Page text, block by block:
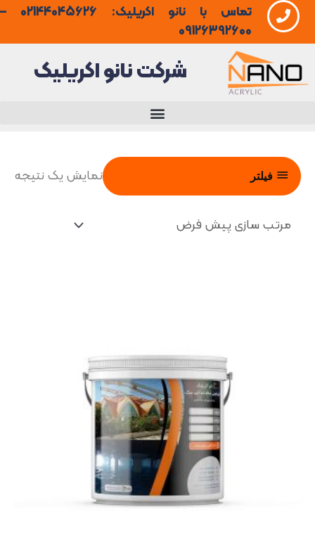
رفتن
به
محتوا
تماس با نانو اکریلیک: 02144045626 –
09126392600
شرکت نانو اکریلیک
فیلتر نمایش یک نتیجه